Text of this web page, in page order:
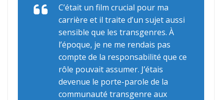
C’était un film crucial pour ma
carrière et il traite d’un sujet aussi
sensible que les transgenres. À
l’époque, je ne me rendais pas
compte de la responsabilité que ce
rôle pouvait assumer. J’étais
devenue le porte-parole de la
communauté transgenre aux